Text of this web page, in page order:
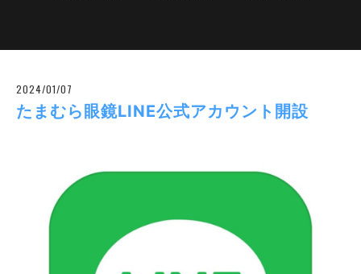
2024/01/07
たまむら眼鏡LINE公式アカウント開設